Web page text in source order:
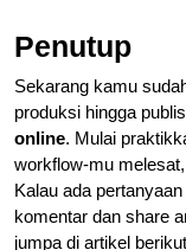
Penutup
Sekarang kamu
produksi hingga
online. Mulai
workflow-mu
Kalau ada
komentar dan share
jumpa di artikel